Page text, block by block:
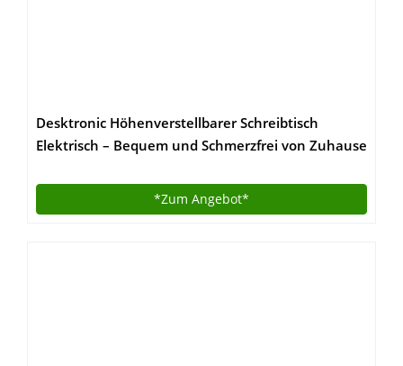
Desktronic Höhenverstellbarer Schreibtisch
Elektrisch – Bequem und Schmerzfrei von Zuhause
Elektrisch (Weißes Gestell + 140×70 Weiße
Tischplatte)
*Zum Angebot*